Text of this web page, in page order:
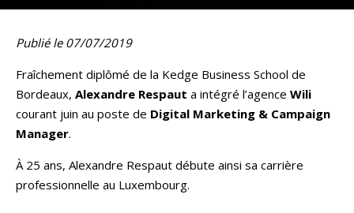
Publié le 07/07/2019
Fraîchement diplômé de la Kedge Business School de
Bordeaux, Alexandre Respaut a intégré l’agence Wili
courant juin au poste de Digital Marketing & Campaign
Manager.
À 25 ans, Alexandre Respaut débute ainsi sa carrière
professionnelle au Luxembourg.